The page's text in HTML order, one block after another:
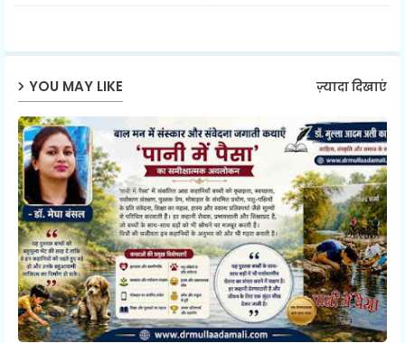
ap
YOU MAY LIKE ज़्यादा दिखाएं